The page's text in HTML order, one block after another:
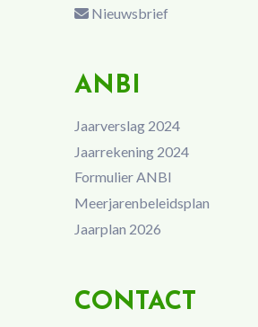
Nieuwsbrief
ANBI
Jaarverslag 2024
Jaarrekening 2024
Formulier ANBI
Meerjarenbeleidsplan
Jaarplan 2026
CONTACT